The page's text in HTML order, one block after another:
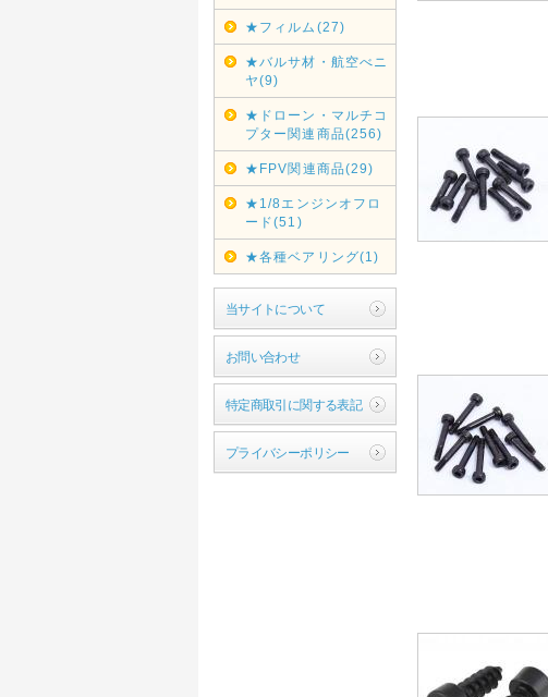
★フィルム(27)
★バルサ材・航空べニ
ヤ(9)
★ドローン・マルチコ
プター関連商品(256)
★FPV関連商品(29)
★1/8エンジンオフロ
ード(51)
★各種ベアリング(1)
当サイトについて
お問い合わせ
特定商取引に関する表記
プライバシーポリシー